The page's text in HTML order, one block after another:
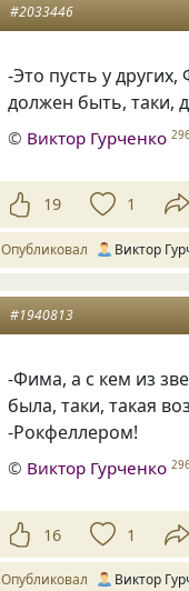
#2033446
-Это пусть у
должен быть, таки,
© Виктор Гурченко
19 1
Опубликовал Виктор
#1940813
-Фима, а с кем из
была, таки, такая
-Рокфеллером!
© Виктор Гурченко
16 1
Опубликовал Виктор